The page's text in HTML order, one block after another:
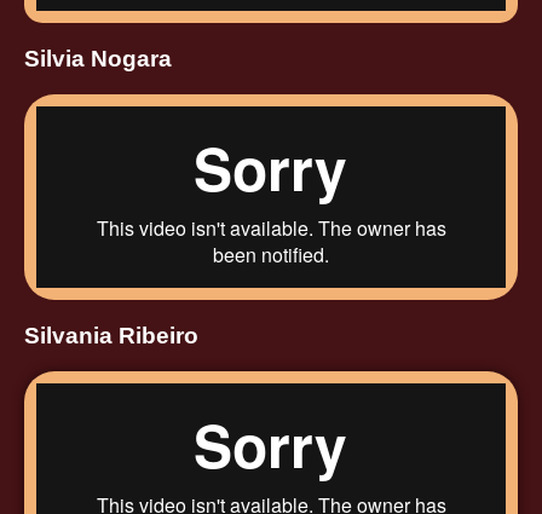
Silvia Nogara
Silvania Ribeiro